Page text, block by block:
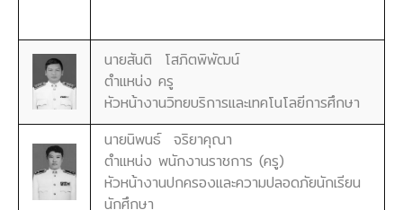
นายสันติ โสภิตพิพัฒน์
ตำแหน่ง ครู
หัวหน้างานวิทยบริการและเทคโนโลยีการศึกษา
นายนิพนธ์ จริยาคุณา
ตำแหน่ง พนักงานราชการ (ครู)
หัวหน้างานปกครองและความปลอดภัยนักเรียน
นักศึกษา